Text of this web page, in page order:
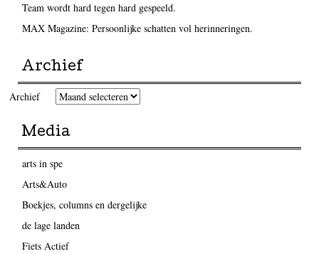
Team wordt hard tegen hard gespeeld.
MAX Magazine: Persoonlijke schatten vol herinneringen.
Archief
Archief
Media
arts in spe
Arts&Auto
Boekjes, columns en dergelijke
de lage landen
Fiets Actief